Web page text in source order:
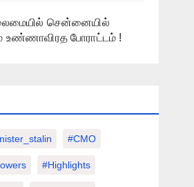
சென்னையில்
உண்ணாவிரத போராட்டம் !
#CMO
#highlights